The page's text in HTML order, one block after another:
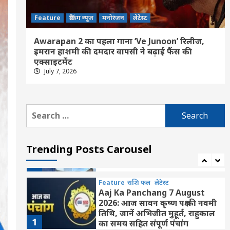
Feature ब्रेकिंग न्यूज मनोरंजन लेटेस्ट
Awarapan 2 का पहला गाना ‘Ve Junoon’ रिलीज,
इमरान हाशमी की दमदार वापसी ने बढ़ाई फैंस की
एक्साइटमेंट
July 7, 2026
Search
for:
Trending Posts Carousel
5
रामलला दर्शन योजना: सीएम साय की
रामलला दर्शन योजना से बुजुर्गों,
महिलाओं एवं आर्थिक रूप से कमजोर
परिवारों का वर्षों पुराना सपना हो रहा
साकार
6
7
मुख्यमंत्री साय ने की जनसंपर्क विभाग
के ‘मुस्कुराता बस्तर’ पहल की सराहना
1
Feature राशि फल लेटेस्ट
Aaj Ka Panchang 7 August
2026: आज सावन कृष्ण पक्ष की नवमी
तिथि, जानें अभिजीत मुहूर्त, राहुकाल
का समय सहित संपूर्ण पंचांग